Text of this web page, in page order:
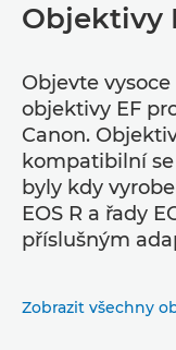
Objektivy
Objevte
objektivy EF
Canon.
kompatibilní
byly kdy
EOS R a řady
příslušným
Zobrazit všechny